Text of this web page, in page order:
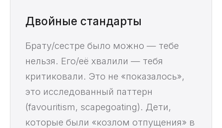
Двойные стандарты
Брату/сестре было можно — тебе
нельзя. Его/её хвалили — тебя
критиковали. Это не «показалось»,
это исследованный паттерн
(favouritism, scapegoating). Дети,
которые были «козлом отпущения» в